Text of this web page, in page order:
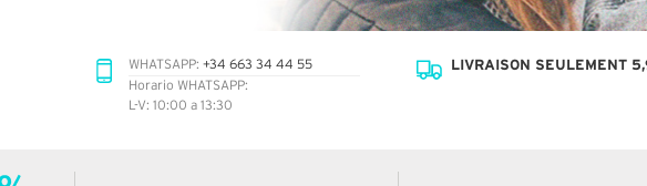
WHATSAPP: +34 663 34 44 55
Horario WHATSAPP:
L-V: 10:00 a 13:30
LIVRAISON SEULEMENT